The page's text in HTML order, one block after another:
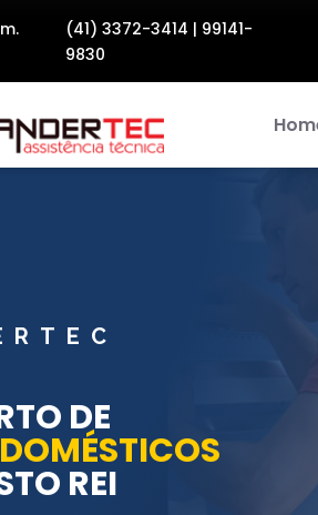
(41) 3372-3414 | 99141-
9830
DE
REI